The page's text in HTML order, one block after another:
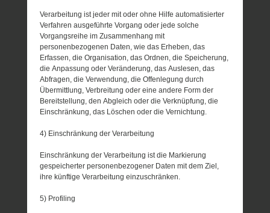
Verarbeitung ist jeder mit oder ohne Hilfe automatisierter
Verfahren ausgeführte Vorgang oder jede solche
Vorgangsreihe im Zusammenhang mit
personenbezogenen Daten, wie das Erheben, das
Erfassen, die Organisation, das Ordnen, die Speicherung,
die Anpassung oder Veränderung, das Auslesen, das
Abfragen, die Verwendung, die Offenlegung durch
Übermittlung, Verbreitung oder eine andere Form der
Bereitstellung, den Abgleich oder die Verknüpfung, die
Einschränkung, das Löschen oder die Vernichtung.
4) Einschränkung der Verarbeitung
Einschränkung der Verarbeitung ist die Markierung
gespeicherter personenbezogener Daten mit dem Ziel,
ihre künftige Verarbeitung einzuschränken.
5) Profiling